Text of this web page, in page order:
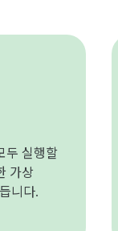
두 실행할
가상
니다.